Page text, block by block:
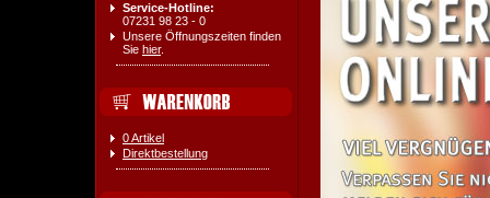
Service-Hotline:
07231 98 23 - 0
Unsere Öffnungszeiten finden
Sie hier.
0 Artikel
Direktbestellung